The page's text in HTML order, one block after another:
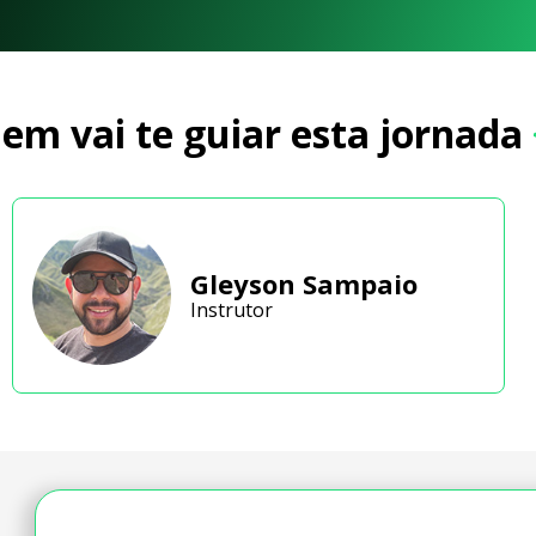
vai te guiar esta jornada
Gleyson Sampaio
Instrutor